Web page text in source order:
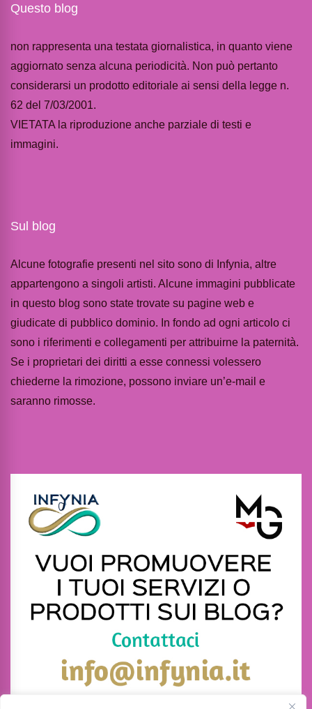
Questo blog
non rappresenta una testata giornalistica, in quanto viene
aggiornato senza alcuna periodicità. Non può pertanto
considerarsi un prodotto editoriale ai sensi della legge n.
62 del 7/03/2001.
VIETATA la riproduzione anche parziale di testi e
immagini.
Sul blog
Alcune fotografie presenti nel sito sono di Infynia, altre
appartengono a singoli artisti. Alcune immagini pubblicate
in questo blog sono state trovate su pagine web e
giudicate di pubblico dominio. In fondo ad ogni articolo ci
sono i riferimenti e collegamenti per attribuirne la paternità.
Se i proprietari dei diritti a esse connessi volessero
chiederne la rimozione, possono inviare un’e-mail e
saranno rimosse.